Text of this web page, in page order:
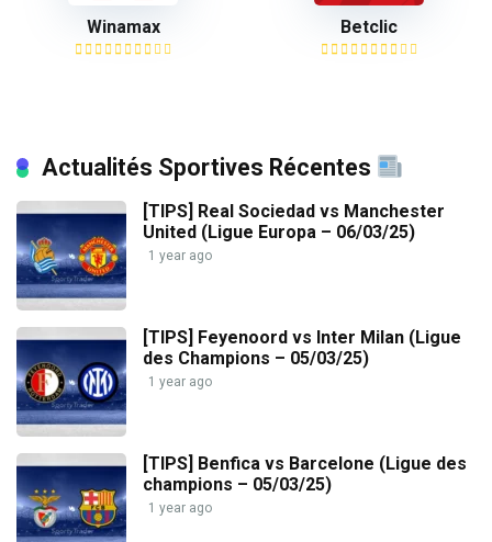
Winamax Betclic
Actualités Sportives Récentes
[TIPS] Real Sociedad vs Manchester
United (Ligue Europa – 06/03/25)
1 year ago
[TIPS] Feyenoord vs Inter Milan (Ligue
des Champions – 05/03/25)
1 year ago
[TIPS] Benfica vs Barcelone (Ligue des
champions – 05/03/25)
1 year ago